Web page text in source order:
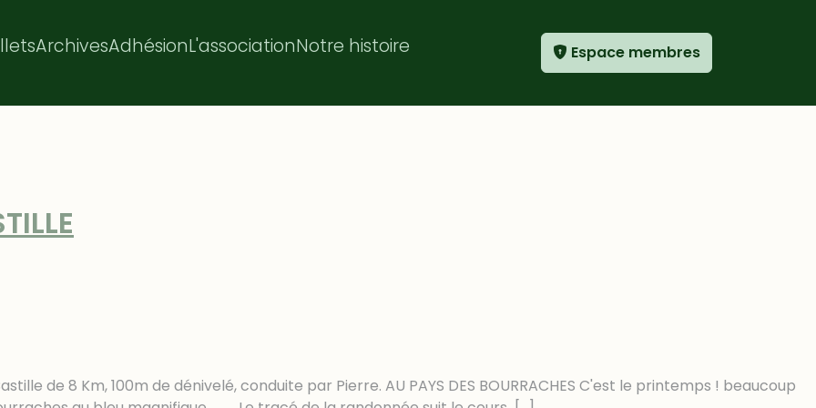
ArchivesAdhésionL'associationNotre histoire Espace membres
de 8 Km, 100m de dénivelé, conduite par Pierre. AU PAYS DES BOURRACHES C'est le printemps ! beaucoup